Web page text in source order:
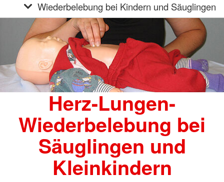
Wiederbelebung bei Kindern und Säuglingen
Herz-Lungen-
Wiederbelebung bei
Säuglingen und
Kleinkindern